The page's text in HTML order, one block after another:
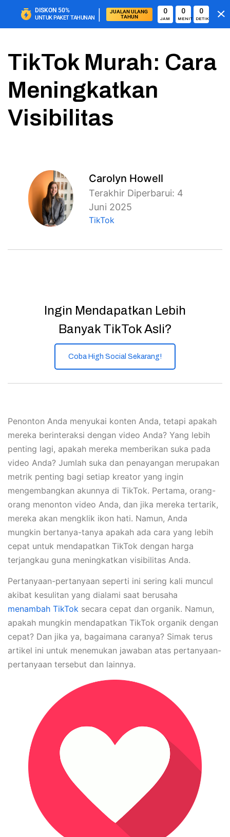
DISKON 50%
UNTUK PAKET TAHUNAN |
JUALAN ULANG
TAHUN
0
JAM
0
MENIT
0
DETIK
TikTok Murah: Cara
Meningkatkan
Visibilitas
Carolyn Howell
Terakhir Diperbarui: 4
Juni 2025
TikTok
Ingin Mendapatkan Lebih
Banyak TikTok Asli?
Coba High Social Sekarang!
Penonton Anda menyukai konten Anda, tetapi apakah
mereka berinteraksi dengan video Anda? Yang lebih
penting lagi, apakah mereka memberikan suka pada
video Anda? Jumlah suka dan penayangan merupakan
metrik penting bagi setiap kreator yang ingin
mengembangkan akunnya di TikTok. Pertama, orang-
orang menonton video Anda, dan jika mereka tertarik,
mereka akan mengklik ikon hati. Namun, Anda
mungkin bertanya-tanya apakah ada cara yang lebih
cepat untuk mendapatkan TikTok dengan harga
terjangkau guna meningkatkan visibilitas Anda.
Pertanyaan-pertanyaan seperti ini sering kali muncul
akibat kesulitan yang dialami saat berusaha
menambah TikTok secara cepat dan organik. Namun,
apakah mungkin mendapatkan TikTok organik dengan
cepat? Dan jika ya, bagaimana caranya? Simak terus
artikel ini untuk menemukan jawaban atas pertanyaan-
pertanyaan tersebut dan lainnya.